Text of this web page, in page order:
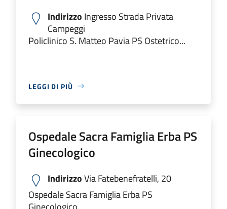
Indirizzo Ingresso Strada Privata
Campeggi
Policlinico S. Matteo Pavia PS Ostetrico...
LEGGI DI PIÙ
Ospedale Sacra Famiglia Erba PS
Ginecologico
IndirizzoVia Fatebenefratelli, 20
Ospedale Sacra Famiglia Erba PS